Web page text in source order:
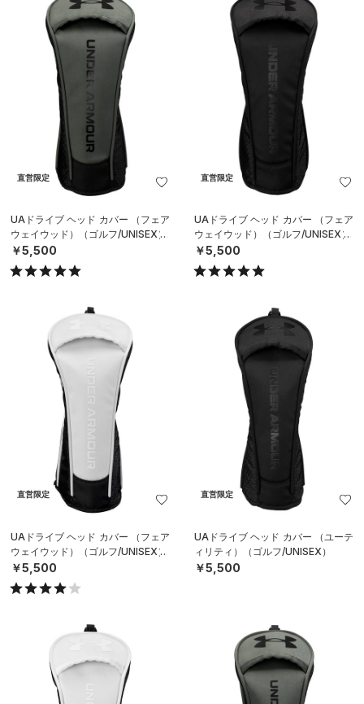
直営限定
UAドライブ ヘッド カバー （フェア
ウェイウッド）（ゴルフ/UNISEX）
￥5,500
直営限定
UAドライブ ヘッド カバー （フェア
ウェイウッド）（ゴルフ/UNISEX）
￥5,500
直営限定
UAドライブ ヘッド カバー （フェア
ウェイウッド）（ゴルフ/UNISEX）
￥5,500
直営限定
UAドライブ ヘッド カバー （ユーテ
ィリティ）（ゴルフ/UNISEX）
￥5,500